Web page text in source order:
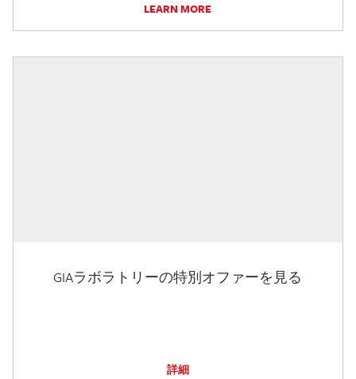
LEARN MORE
GIAラボラトリーの特別オファーを見る
詳細